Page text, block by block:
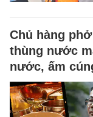
Chủ hàng
thùng nước
nước, ấm